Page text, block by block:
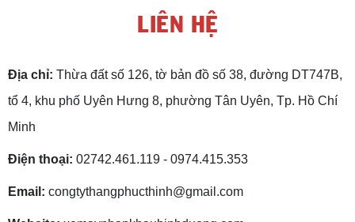
LIÊN HỆ
Địa chỉ: Thừa đất số 126, tờ bản đồ số 38, đường DT747B,
tổ 4, khu phố Uyên Hưng 8, phường Tân Uyên, Tp. Hồ Chí
Minh
Điện thoại: 02742.461.119 - 0974.415.353
Email: congtythangphucthinh@gmail.com